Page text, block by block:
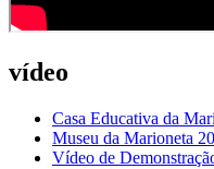
vídeo
Casa Educativa da
Museu da Marioneta
Vídeo de